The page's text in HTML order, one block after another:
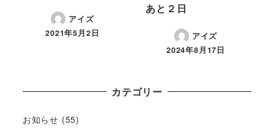
アイズ
2021年5月2日
あと２日
アイズ
2024年8月17日
カテゴリー
お知らせ (55)